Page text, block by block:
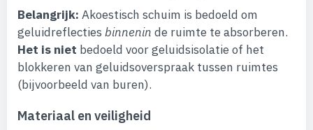
Belangrijk: Akoestisch schuim is bedoeld om
geluidreflecties binnenin de ruimte te absorberen.
Het is niet bedoeld voor geluidsisolatie of het
blokkeren van geluidsoverspraak tussen ruimtes
(bijvoorbeeld van buren).
Materiaal en veiligheid